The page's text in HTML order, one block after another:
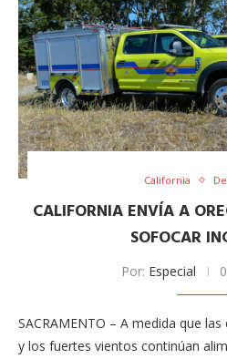
California
CALIFORNIA ENVÍA A
SOFOCAR
Por: Especial
SACRAMENTO – A medida que
y los fuertes vientos continúan